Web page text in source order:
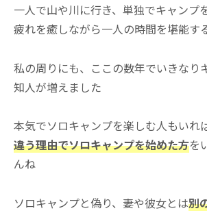
一人で山や川に行き、単独でキャンプ
疲れを癒しながら一人の時間を堪能す
私の周りにも、ここの数年でいきなり
知人が増えました
本気でソロキャンプを楽しむ人もいれ
違う理由でソロキャンプを始めた方を
んね
ソロキャンプと偽り、妻や彼女とは別